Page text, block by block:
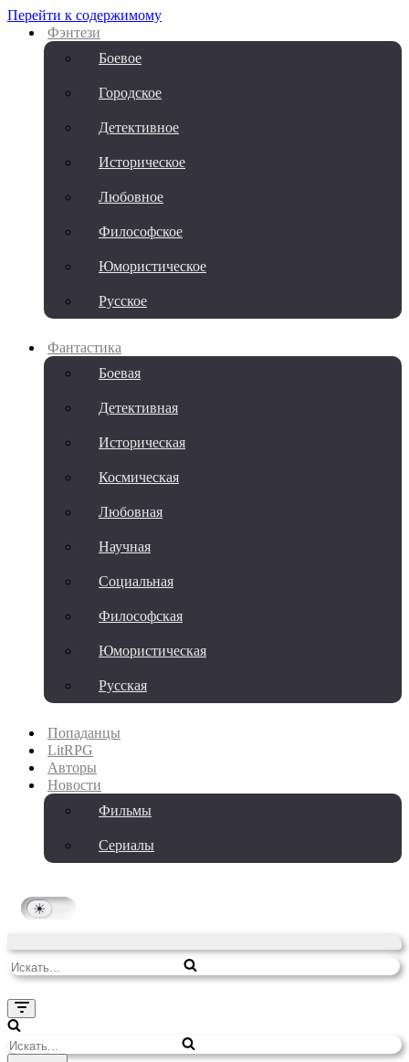
Перейти к содержимому
Фэнтези
Боевое
Городское
Детективное
Историческое
Любовное
Философское
Юмористическое
Русское
Фантастика
Боевая
Детективная
Историческая
Космическая
Любовная
Научная
Социальная
Философская
Юмористическая
Русская
Попаданцы
LitRPG
Авторы
Новости
Фильмы
Сериалы
Искать...
Меню
навигации
Искать...